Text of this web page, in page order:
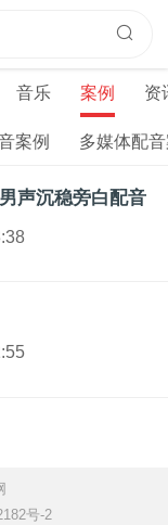
音乐 案例 资
案例 多媒体配
声沉稳旁白配音
号-2